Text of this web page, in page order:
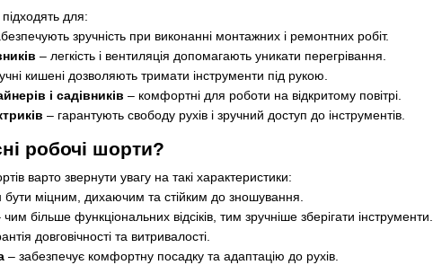
для:
зручність при виконанні монтажних і ремонтних робіт.
– легкість і вентиляція допомагають уникати перегрівання.
кишені дозволяють тримати інструменти під рукою.
і садівників – комфортні для роботи на відкритому повітрі.
– гарантують свободу рухів і зручний доступ до інструментів.
робочі шорти?
варто звернути увагу на такі характеристики:
бути міцним, дихаючим та стійким до зношування.
чим більше функціональних відсіків, тим зручніше зберігати інструменти.
довговічності та витривалості.
– забезпечує комфортну посадку та адаптацію до рухів.